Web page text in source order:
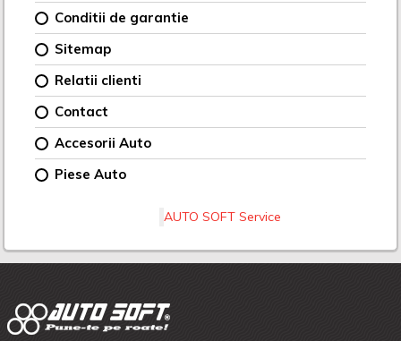
Conditii de garantie
Sitemap
Relatii clienti
Contact
Accesorii Auto
Piese Auto
AUTO SOFT Service